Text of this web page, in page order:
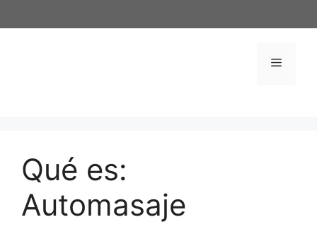
al
Menú
Qué es:
Automasaje